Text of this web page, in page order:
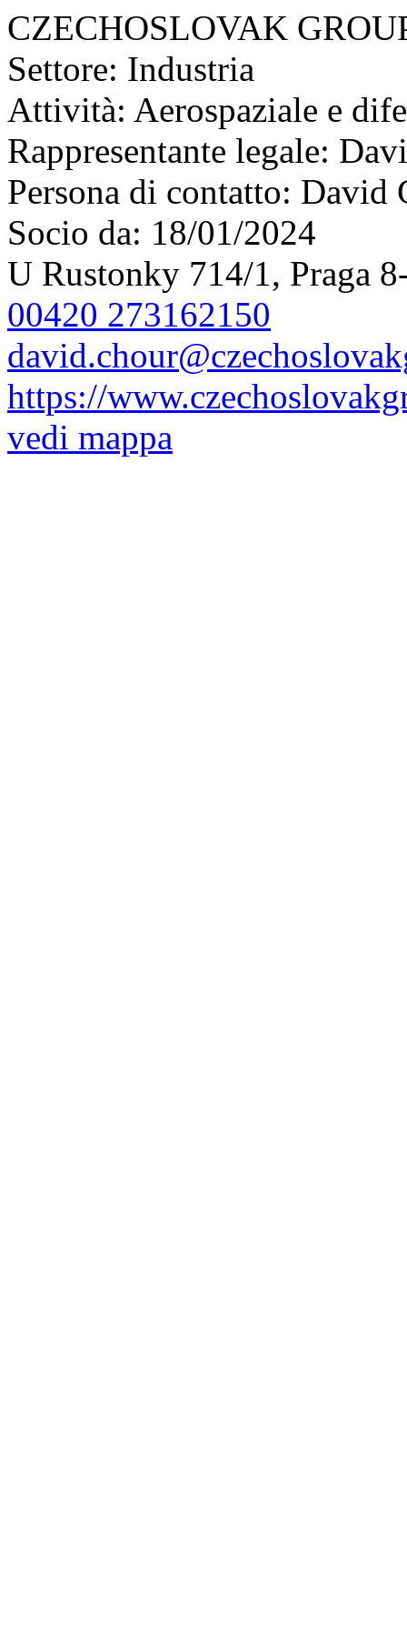
CZECHOSLOVAK
Settore: Industria
Attività: Aerospaziale e
Rappresentante legale:
Persona di contatto: David
Socio da: 18/01/2024
U Rustonky 714/1, Praga
00420 273162150
https://
vedi mappa